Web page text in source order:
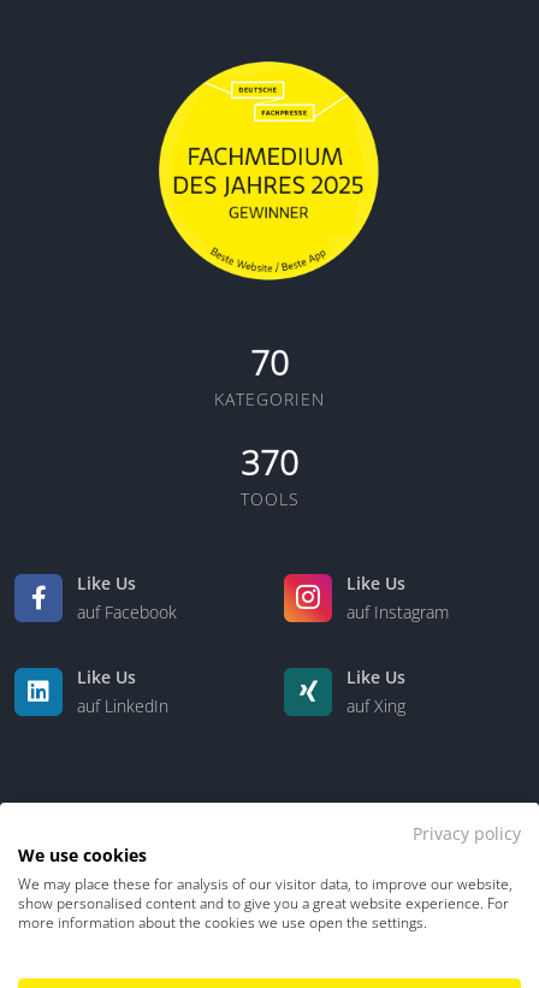
70
KATEGORIEN
370
TOOLS
Like Us
auf Facebook
Like Us
auf Instagram
Like Us
auf LinkedIn
Like Us
auf Xing
Kontakt Über uns
Privacy policy
We use cookies
We may place these for analysis of our visitor data, to improve our website,
show personalised content and to give you a great website experience. For
more information about the cookies we use open the settings.